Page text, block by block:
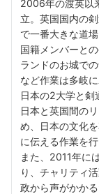
2006年の渡英以
立。英国国内の
で一番大きな道
国籍メンバーと
ランドのお城で
など作業は多岐
日本の2大学と剣
日本と英国間の
め、日本の文化
に伝える作業を行
また、2011年に
り、チャリティ
政から声がかか